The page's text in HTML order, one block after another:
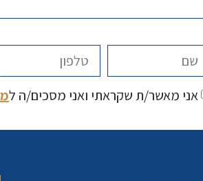
אני מאשר/ת שקראתי ואני מסכים/ה ל